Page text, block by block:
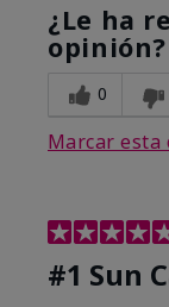
¿Le ha
opinión?
0
Marcar esta
#1 Sun